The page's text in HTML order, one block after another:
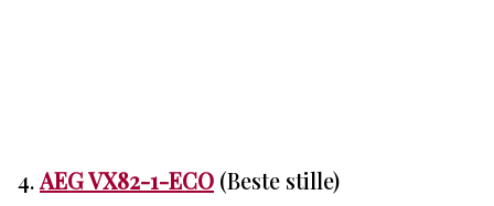
4.AEG VX82-1-ECO (Beste stille)